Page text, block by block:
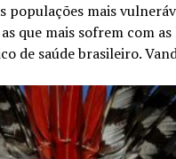
populações mais
que mais sofrem com
de saúde brasileiro.